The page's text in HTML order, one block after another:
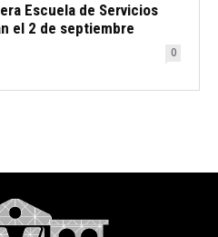
Escuela de Servicios
el 2 de septiembre
0